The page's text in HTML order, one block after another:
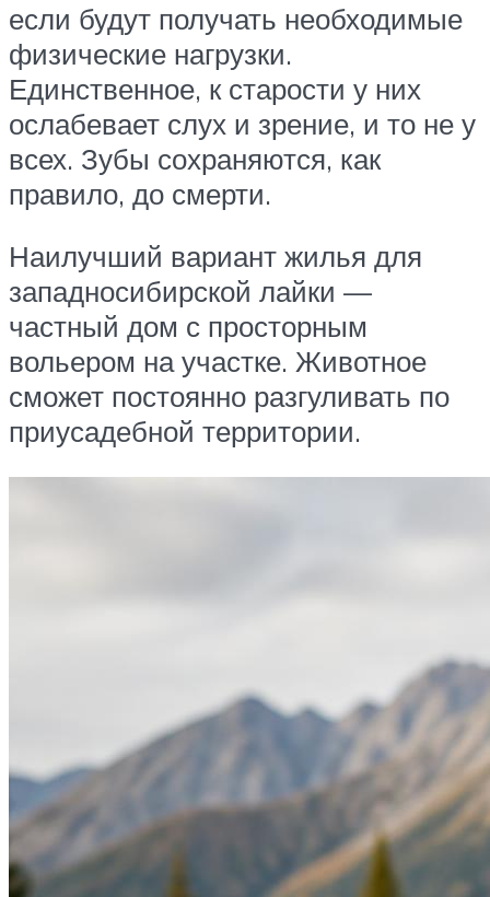
если будут получать необходимые
физические нагрузки.
Единственное, к старости у них
ослабевает слух и зрение, и то не у
всех. Зубы сохраняются, как
правило, до смерти.
Наилучший вариант жилья для
западносибирской лайки —
частный дом с просторным
вольером на участке. Животное
сможет постоянно разгуливать по
приусадебной территории.